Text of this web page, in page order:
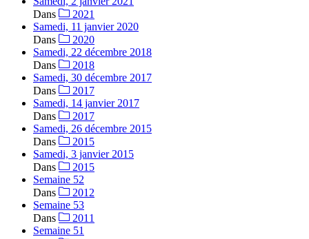
Dans
2021
Samedi, 11 janvier 2020
Dans
2020
Samedi, 22 décembre 2018
Dans
2018
Samedi, 30 décembre 2017
Dans
2017
Samedi, 14 janvier 2017
Dans
2017
Samedi, 26 décembre 2015
Dans
2015
Samedi, 3 janvier 2015
Dans
2015
Semaine 52
Dans
2012
Semaine 53
Dans
2011
Semaine 51